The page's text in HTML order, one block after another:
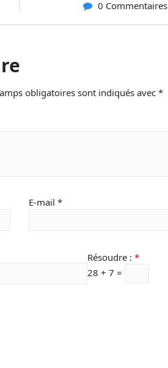
0 Commentaires
obligatoires sont indiqués avec *
E-mail *
Résoudre : *
28 + 7 =